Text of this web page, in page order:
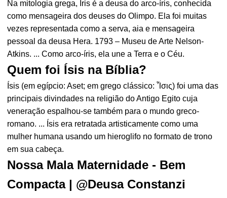
Na mitologia grega, Iris é a deusa do arco-íris, conhecida
como mensageira dos deuses do Olimpo. Ela foi muitas
vezes representada como a serva, aia e mensageira
pessoal da deusa Hera. 1793 – Museu de Arte Nelson-
Atkins. ... Como arco-íris, ela une a Terra e o Céu.
Quem foi Ísis na Bíblia?
Ísis (em egípcio: Aset; em grego clássico: Ἶσις) foi uma das
principais divindades na religião do Antigo Egito cuja
veneração espalhou-se também para o mundo greco-
romano. ... Ísis era retratada artisticamente como uma
mulher humana usando um hieroglifo no formato de trono
em sua cabeça.
Nossa Mala Maternidade - Bem
Compacta | @Deusa Constanzi